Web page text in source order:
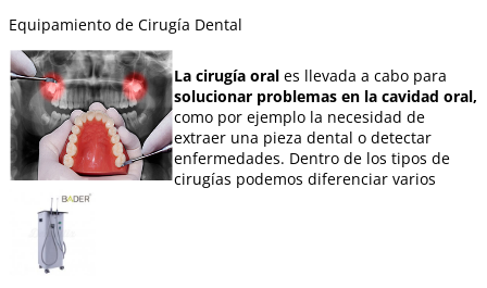
Equipamiento de Cirugía Dental
La cirugía oral es llevada a cabo para
solucionar problemas en la cavidad oral,
como por ejemplo la necesidad de
extraer una pieza dental o detectar
enfermedades. Dentro de los tipos de
cirugías podemos diferenciar varios